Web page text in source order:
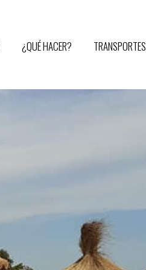
¿QUÉ HACER? TRANSPORTES